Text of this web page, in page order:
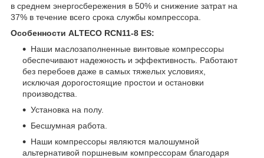
в среднем энергосбережения в 50% и снижение затрат на
37% в течение всего срока службы компрессора.
Особенности ALTECO RCN11-8 ES:
Наши маслозаполненные винтовые компрессоры
обеспечивают надежность и эффективность. Работают
без перебоев даже в самых тяжелых условиях,
исключая дорогостоящие простои и остановки
производства.
Установка на полу.
Бесшумная работа.
Наши компрессоры являются малошумной
альтернативой поршневым компрессорам благодаря